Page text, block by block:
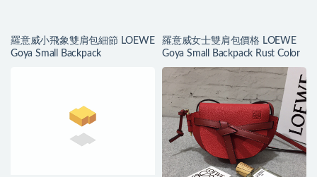
羅意威小飛象雙肩包細節 LOEWE
Goya Small Backpack
羅意威女士雙肩包價格 LOEWE
Goya Small Backpack Rust Color